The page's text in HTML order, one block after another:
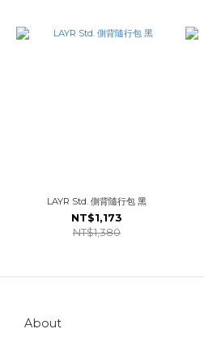
LAYR Std. 側背隨行包 黑
NT$1,173
NT$1,380
About